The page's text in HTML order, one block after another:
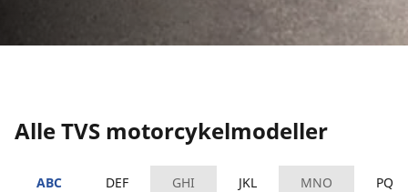
Alle TVS motorcykelmodeller
ABC DEF GHI JKL MNO PQRS